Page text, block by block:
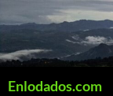
al
contenido
Enlodados.com